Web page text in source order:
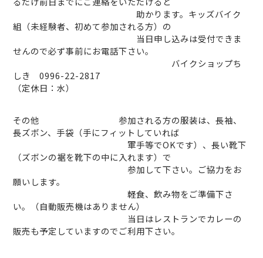
助かります。 キッズバイク
組（未経験者、初めて参加される方）の
当日申し込みは受付できま
せんので必ず事前にお電話下さい。
バイクショップち
しき 0996-22-2817
（定休日：水）
その他 参加される方の服装は、長袖、
長ズボン、手袋（手にフィットしていれば
軍手等でOKです）、長い靴下
（ズボンの裾を靴下の中に入れます）で
参加して下さい。ご協力をお
願いします。
軽食、飲み物をご準備下さ
い。（自動販売機はありません）
当日はレストランでカレーの
販売も予定していますのでご利用下さい。